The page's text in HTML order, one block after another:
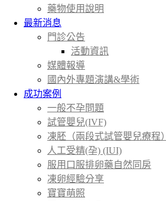
藥物使用說明
最新消息
門診公告
活動資訊
媒體報導
國內外專題演講&學術
成功案例
一般不孕問題
試管嬰兒(IVF)
凍胚（兩段式試管嬰兒療程）
人工受精(孕) (IUI)
服用口服排卵藥自然同房
凍卵經驗分享
寶寶萌照